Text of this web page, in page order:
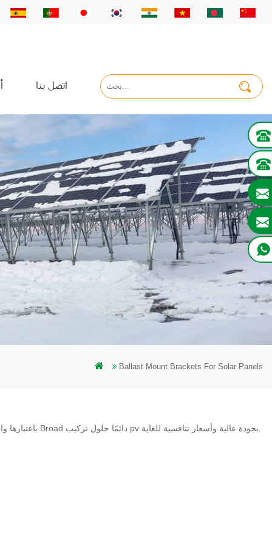
اتصل بنا
Ballast Mount Brackets For Solar Panels
باعتبارها واحدة من أبرز الشركات المصنعة لأنظمة تركيب الطاقة الشمسية في الصين ، تقدم شركة Broad دائمًا حلول تركيب pv بجودة عالية وأسعار تنافسية للغاية.